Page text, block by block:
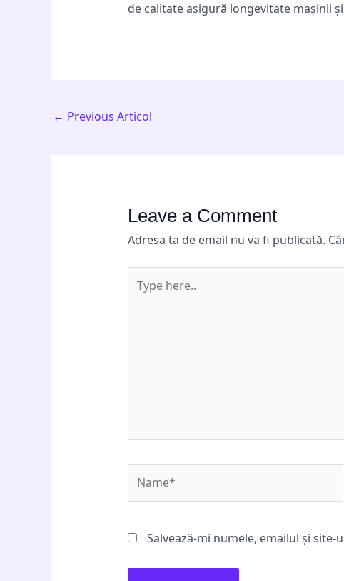
de calitate asigură longevitate mașinii
← Previous Articol
Leave a Comment
Adresa ta de email nu va fi publicată.
here..
Salvează-mi numele, emailul și